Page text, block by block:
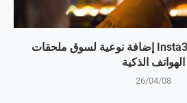
شاشة Snap من Insta360 إضافة نوعية لسوق ملحقات
الهواتف الذكية
26/04/08